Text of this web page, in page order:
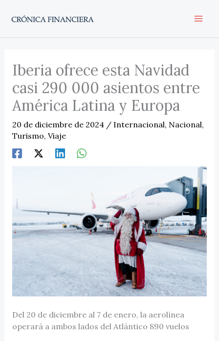
Iberia ofrece esta Navidad
casi 290 000 asientos entre
América Latina y Europa
20 de diciembre de 2024 / Internacional, Nacional,
Turismo, Viaje
Del 20 de diciembre al 7 de enero, la aerolínea
operará a ambos lados del Atlántico 890 vuelos